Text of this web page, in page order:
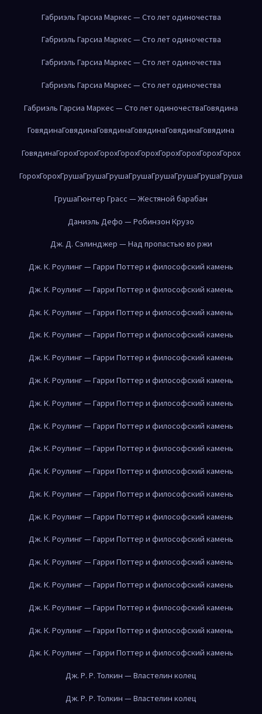
Габриэль Гарсиа Маркес — Сто лет одиночества
Габриэль Гарсиа Маркес — Сто лет одиночества
Габриэль Гарсиа Маркес — Сто лет одиночества
Габриэль Гарсиа Маркес — Сто лет одиночества
Габриэль Гарсиа Маркес — Сто лет одиночестваГовядина
ГовядинаГовядинаГовядинаГовядинаГовядинаГовядина
ГовядинаГорохГорохГорохГорохГорохГорохГорохГорохГорох
ГорохГорохГрушаГрушаГрушаГрушаГрушаГрушаГрушаГруша
ГрушаГюнтер Грасс — Жестяной барабан
Даниэль Дефо — Робинзон Крузо
Дж. Д. Сэлинджер — Над пропастью во ржи
Дж. К. Роулинг — Гарри Поттер и философский камень
Дж. К. Роулинг — Гарри Поттер и философский камень
Дж. К. Роулинг — Гарри Поттер и философский камень
Дж. К. Роулинг — Гарри Поттер и философский камень
Дж. К. Роулинг — Гарри Поттер и философский камень
Дж. К. Роулинг — Гарри Поттер и философский камень
Дж. К. Роулинг — Гарри Поттер и философский камень
Дж. К. Роулинг — Гарри Поттер и философский камень
Дж. К. Роулинг — Гарри Поттер и философский камень
Дж. К. Роулинг — Гарри Поттер и философский камень
Дж. К. Роулинг — Гарри Поттер и философский камень
Дж. К. Роулинг — Гарри Поттер и философский камень
Дж. К. Роулинг — Гарри Поттер и философский камень
Дж. К. Роулинг — Гарри Поттер и философский камень
Дж. К. Роулинг — Гарри Поттер и философский камень
Дж. К. Роулинг — Гарри Поттер и философский камень
Дж. К. Роулинг — Гарри Поттер и философский камень
Дж. К. Роулинг — Гарри Поттер и философский камень
Дж. Р. Р. Толкин — Властелин колец
Дж. Р. Р. Толкин — Властелин колец